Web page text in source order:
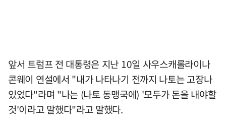
앞서 트럼프 전 대통령은 지난 10일 사우스캐롤라이나
콘웨이 연설에서 "내가 나타나기 전까지 나토는 고장나
있었다"라며 "나는 (나토 동맹국에) '모두가 돈을 내야할
것'이라고 말했다"라고 말했다.